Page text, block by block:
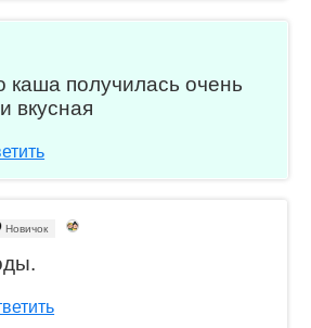
каша получилась очень
вкусная
Новичок